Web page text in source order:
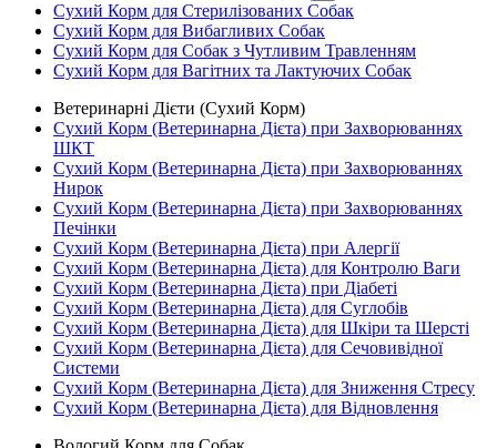
Сухий Корм для Стерилізованих Собак
Сухий Корм для Вибагливих Собак
Сухий Корм для Собак з Чутливим Травленням
Сухий Корм для Вагітних та Лактуючих Собак
Ветеринарні Дієти (Сухий Корм)
Сухий Корм (Ветеринарна Дієта) при Захворюваннях
ШКТ
Сухий Корм (Ветеринарна Дієта) при Захворюваннях
Нирок
Сухий Корм (Ветеринарна Дієта) при Захворюваннях
Печінки
Сухий Корм (Ветеринарна Дієта) при Алергії
Сухий Корм (Ветеринарна Дієта) для Контролю Ваги
Сухий Корм (Ветеринарна Дієта) при Діабеті
Сухий Корм (Ветеринарна Дієта) для Суглобів
Сухий Корм (Ветеринарна Дієта) для Шкіри та Шерсті
Сухий Корм (Ветеринарна Дієта) для Сечовивідної
Системи
Сухий Корм (Ветеринарна Дієта) для Зниження Стресу
Сухий Корм (Ветеринарна Дієта) для Відновлення